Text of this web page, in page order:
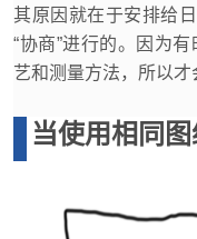
其原因就在于安排给
“协商”进行的。因为
艺和测量方法，所以才
当使用相同